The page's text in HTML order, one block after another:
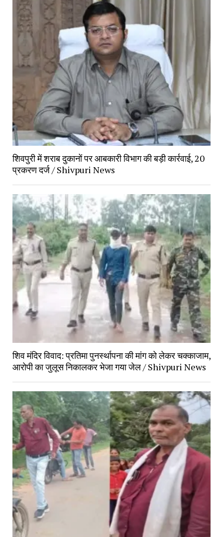
शिवपुरी में शराब दुकानों पर आबकारी विभाग की बड़ी कार्रवाई, 20
प्रकरण दर्ज / Shivpuri News
शिव मंदिर विवाद: प्रतिमा पुनर्स्थापना की मांग को लेकर चक्काजाम,
आरोपी का जुलूस निकालकर भेजा गया जेल / Shivpuri News